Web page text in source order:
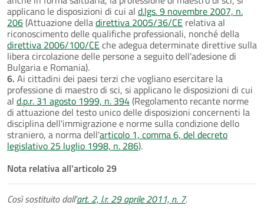
applicano le disposizioni di cui al d.lgs. 9 novembre 2007, n.
206(Attuazione delladirettiva 2005/36/CE relativa al
riconoscimento delle qualifiche professionali, nonché della
direttiva 2006/100/CEche adegua determinate direttive sulla
libera circolazione delle persone a seguito dell'adesione di
Bulgaria e Romania).
6. Ai cittadini dei paesi terzi che vogliano esercitare la
professione di maestro di sci, si applicano le disposizioni di cui
al d.p.r. 31 agosto 1999, n. 394(Regolamento recante norme
di attuazione del testo unico delle disposizioni concernenti la
disciplina dell'immigrazione e norme sulla condizione dello
straniero, a norma dell'articolo 1, comma 6, del decreto
legislativo 25 luglio 1998, n. 286).
Nota relativa all'articolo 29
Così sostituito dall'art. 2, l.r. 29 aprile 2011, n. 7.